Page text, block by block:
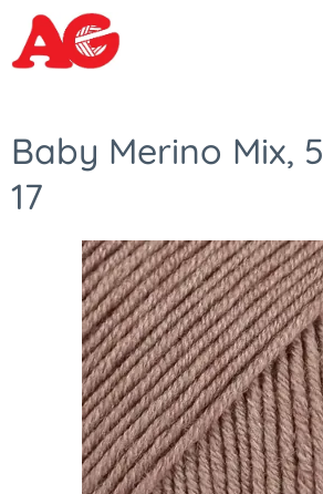
Baby Merino Mix,
17